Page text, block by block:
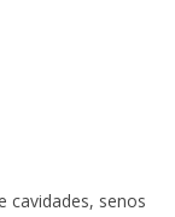
cavidades, senos